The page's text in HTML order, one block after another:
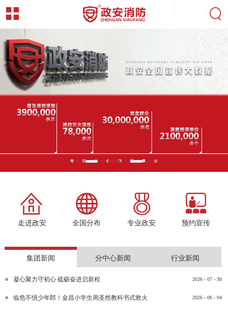
走进政安 全国分布 专业政安 预约宣传
集团新闻 分中心新闻 行业新闻
2026 - 07 - 30
凝心聚力守初心 砥砺奋进启新程
2026 - 06 - 04
临危不惧少年郎！金昌小学生周圣然教科书式救火